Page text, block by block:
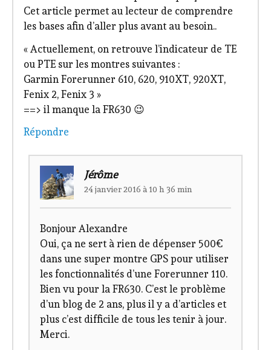
Cet article permet au lecteur de comprendre
les bases afin d’aller plus avant au besoin..
« Actuellement, on retrouve l’indicateur de TE
ou PTE sur les montres suivantes :
Garmin Forerunner 610, 620, 910XT, 920XT,
Fenix 2, Fenix 3 »
==> il manque la FR630 😉
Répondre
Jérôme
24 janvier 2016 à 10 h 36 min
Bonjour Alexandre
Oui, ça ne sert à rien de dépenser 500€
dans une super montre GPS pour utiliser
les fonctionnalités d’une Forerunner 110.
Bien vu pour la FR630. C’est le problème
d’un blog de 2 ans, plus il y a d’articles et
plus c’est difficile de tous les tenir à jour.
Merci.